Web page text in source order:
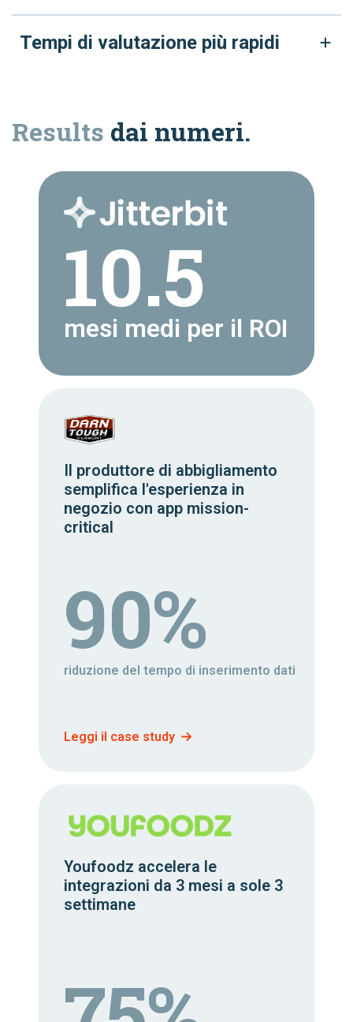
Tempi di valutazione più rapidi
Results dai numeri.
10.5
mesi medi per il ROI
Il produttore di abbigliamento
semplifica l'esperienza in
negozio con app mission-
critical
90%
riduzione del tempo di inserimento dati
Leggi il case study
Youfoodz accelera le
integrazioni da 3 mesi a sole 3
settimane